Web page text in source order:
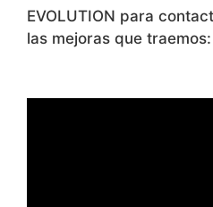
EVOLUTION para
las mejoras que traemos: